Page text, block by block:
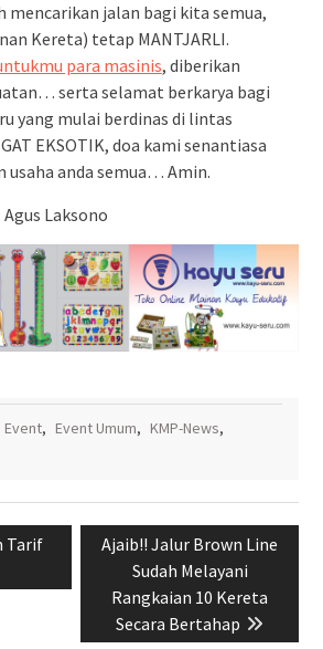
mencarikan jalan bagi kita semua,
Kereta) tetap MANTJARLI.
para masinis, diberikan
serta selamat berkarya bagi
yang mulai berdinas di lintas
EKSOTIK, doa kami senantiasa
usaha anda semua… Amin.
Laksono
Event, Event Umum, KMP-News,
Tarif
Next
post:
Ajaib!! Jalur Brown Line
Sudah Melayani
Rangkaian 10 Kereta
Secara Bertahap